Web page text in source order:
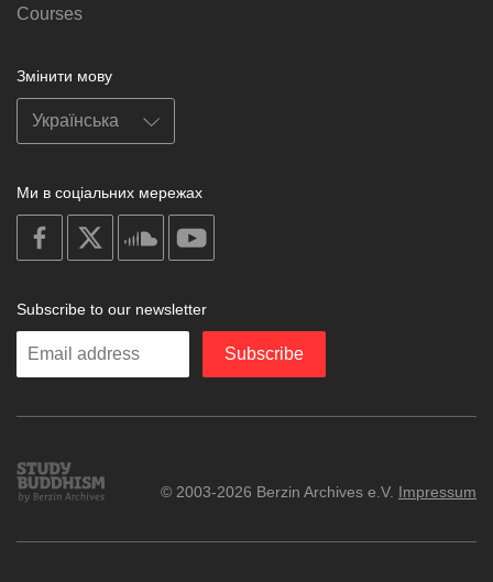
Courses
Змінити мову
Ми в соціальних мережах
on
facebook
on
on
soundcloud
Subscribe to our newsletter
Enter
Subscribe
Study
Buddhism
© 2003-2026 Berzin Archives e.V. Impressum